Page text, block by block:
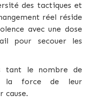
des tactiques et
réel réside
avec une dose
pour secouer les
tant le nombre de
la force de leur
cause.